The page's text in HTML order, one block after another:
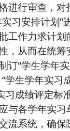
进行审查，对
习安排计划”
工作力求计划
，从而在统筹
订“学生学年
学生学年实习
习成绩评定标
与各学年实习
流系统，确保